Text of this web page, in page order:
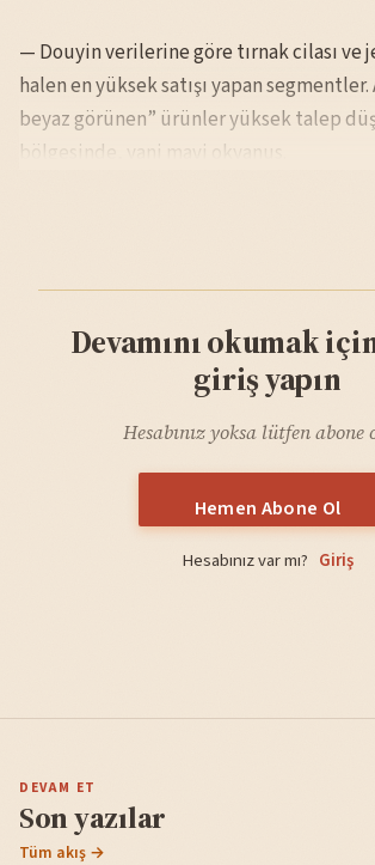
— Douyin verilerine göre tırnak cilası
halen en yüksek satışı yapan segmentler.
beyaz görünen” ürünler yüksek talep
bölgesinde, yani mavi okyanus.
Devamını okumak
giriş yapın
Hesabınız yoksa lütfen abone
Hemen Abone Ol
Hesabınız var mı? Giriş
DEVAM ET
Son yazılar
Tüm akış →